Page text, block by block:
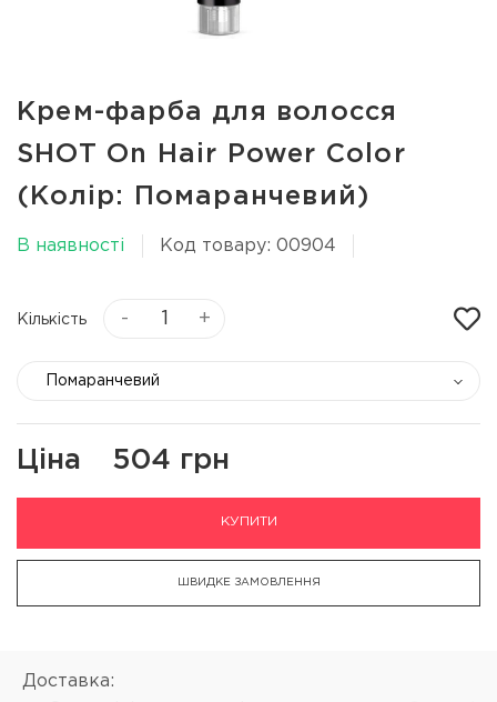
Крем-фарба для волосся
SHOT On Hair Power Color
(Колір: Помаранчевий)
В наявності Код товару: 00904
Кількість - +
Помаранчевий
Ціна 504 грн
КУПИТИ
ШВИДКЕ ЗАМОВЛЕННЯ
Доставка: